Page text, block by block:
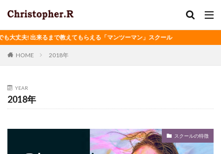
丈夫! 出来るまで教えてもらえる「マンツーマン」スクール
HOME 2018年
YEAR
2018年
スクールの特徴